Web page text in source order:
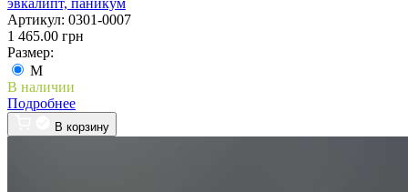
эвкалипт, паникум
Артикул: 0301-0007
1 465.00 грн
Размер:
M
В наличии
Подробнее
В корзину